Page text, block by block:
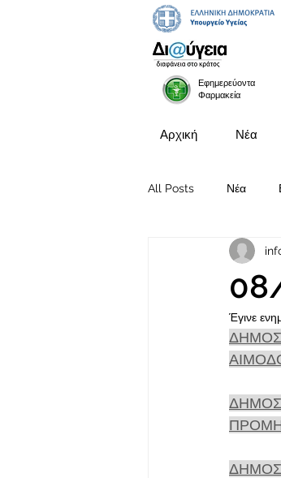
Εφημερεύοντα
Φαρμακεία
Αρχική Νέα
All Posts Νέα
Προκηρύξεις
Έγινε